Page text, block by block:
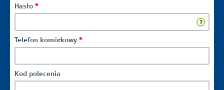
Hasło *
Telefon komórkowy *
Kod polecenia